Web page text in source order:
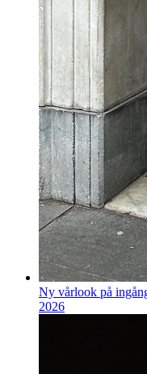
Ny vårlook på
2026